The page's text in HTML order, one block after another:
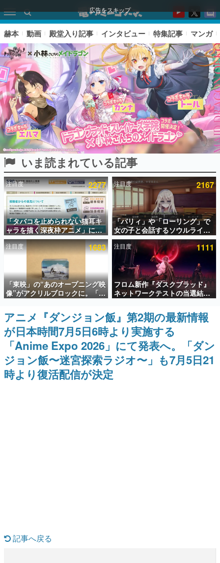
広告をスキップ
ピックアップ
電ファミのいま読まれている記事ランキング
アプリセール情報
インタビュー
連載・特集一覧
殿堂入り記事
SNS拡散数が数千以上！ ページビュー数万以上！ などな
ど。多くの人々に読まれた、電ファミ渾身の“殿堂入り”記
事をまとめました。
ゲームの企画書
名作ゲームクリエイターの方々に製作時のエピソードをお
聞きし、ヒットする企画（ゲーム）とは何か？を探ってい
きます。
赫本
この物語を解いてはいけない。『赫本』は、〈試験問題〉
の形をした短編ホラー小説集です。
赫本 動画 殿堂入り記事 インタビュー 特集記事 マンガ
いま読まれている記事
注目度 2277
「タバコを止められない猫耳キ
ャラを描く深夜枠アニメ」に視
聴者の一部から批判意見。違法
薬物の使用と思しき描写も含め
て、BPOが議論を交わす
注目度 2167
「パリィ」や「ローリング」で
女の子と会話するソウルライク
恋愛ゲーム『小早川さんはソウ
ルライク』無料公開。返事に失
敗すると「YOU DIED」
注目度 1683
「東映」の“あのオープニング映
像”がアクリルブロックに。「東
映ヒストリカル グッズコレクシ
ョン」が8月下旬より発売
注目度 1111
フロム新作『ダスクブラッド』
ネットワークテストの当選結果
が8月7日22時に発表。応募サイ
トのマイページから確認可能、
テスト実施は8月21日～24日
アニメ『ダンジョン飯』第2期の最新情報
が日本時間7月5日6時より実施する
「Anime Expo 2026」にて発表へ。「ダン
ジョン飯〜迷宮探索ラジオ〜」も7月5日21
時より復活配信が決定
記事へ戻る